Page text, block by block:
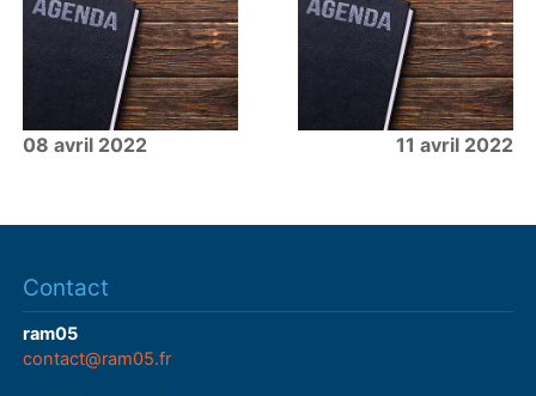
08 avril 2022 11 avril 2022
Contact
ram05
contact@ram05.fr